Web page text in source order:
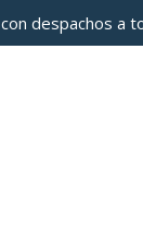
despachos a